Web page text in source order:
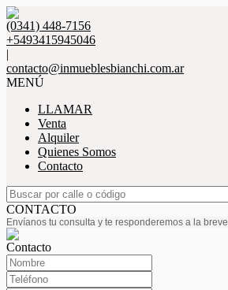
(0341) 448-7156
+5493415945046
|
contacto@inmueblesbianchi.com.ar
MENÚ
LLAMAR
Venta
Alquiler
Quienes Somos
Contacto
CONTACTO
Envíanos tu consulta y te responderemos a la
Contacto